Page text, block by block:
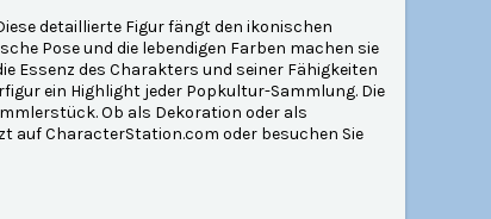
detaillierte Figur fängt den ikonischen
Pose und die lebendigen Farben machen sie
Essenz des Charakters und seiner Fähigkeiten
ein Highlight jeder Popkultur-Sammlung. Die
Ob als Dekoration oder als
auf CharacterStation.com oder besuchen Sie